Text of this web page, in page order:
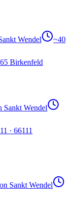
Wendel ~40
Birkenfeld
Sankt Wendel
· 66111
Sankt Wendel